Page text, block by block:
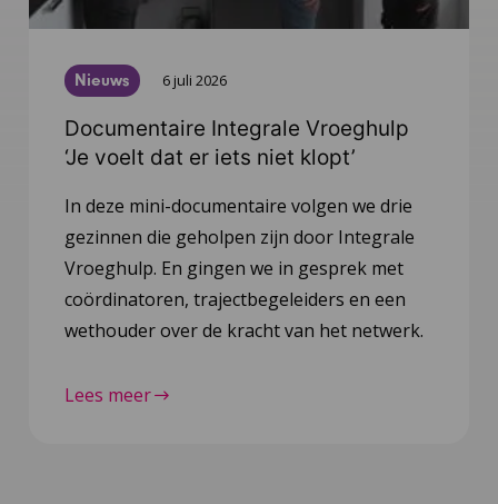
Nieuws 6 juli 2026
Documentaire Integrale Vroeghulp
‘Je voelt dat er iets niet klopt’
In deze mini-documentaire volgen we drie
gezinnen die geholpen zijn door Integrale
Vroeghulp. En gingen we in gesprek met
coördinatoren, trajectbegeleiders en een
wethouder over de kracht van het netwerk.
Lees meer